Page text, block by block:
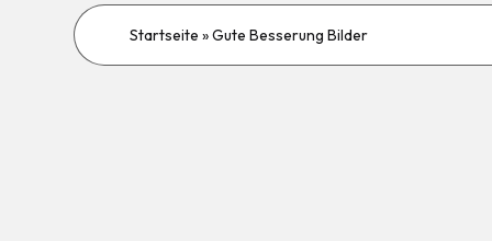
Startseite »Gute Besserung Bilder